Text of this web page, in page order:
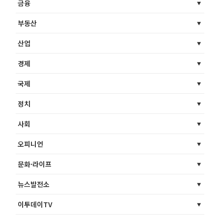
금융
부동산
산업
경제
국제
정치
사회
오피니언
문화·라이프
뉴스발전소
이투데이TV